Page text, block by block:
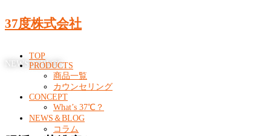
37度株式会社
TOP
PRODUCTS
商品一覧
カウンセリング
CONCEPT
What’s 37℃？
NEWS＆BLOG
コラム
NEWS & BLOG